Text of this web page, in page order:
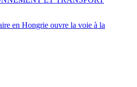
en Hongrie ouvre la voie à la